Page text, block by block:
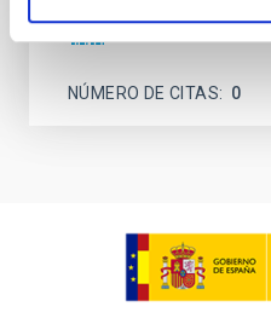
NÚMERO DE CITAS 0